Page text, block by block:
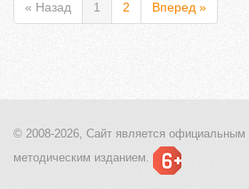
« Назад 1 2 Вперед »
© 2008-2026, Сайт является официальным
методическим изданием.